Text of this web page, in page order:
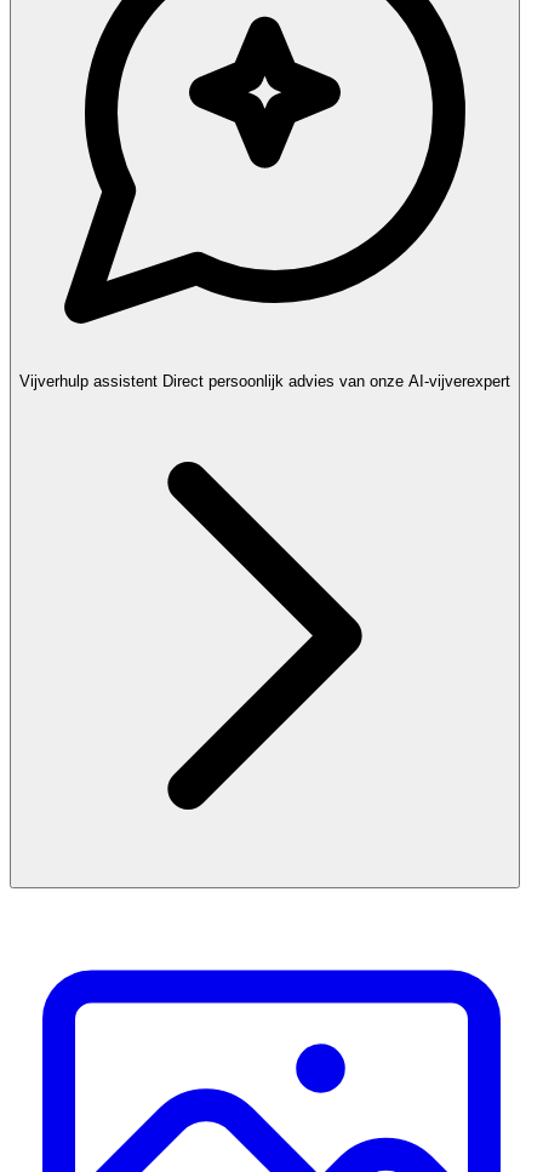
Vijverhulp assistent Direct persoonlijk advies van onze AI-vijverexpert